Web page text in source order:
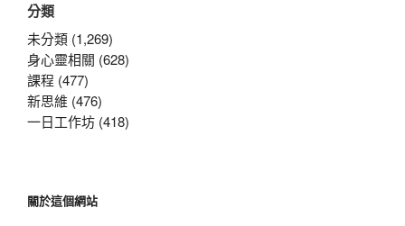
鍵
字:
分類
未分類 (1,269)
身心靈相關 (628)
課程 (477)
新思維 (476)
一日工作坊 (418)
關於這個網站